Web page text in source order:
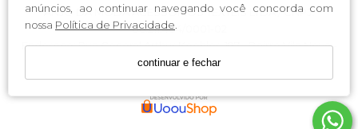
anúncios, ao continuar navegando você concorda com
nossa Política de Privacidade
continuar e fechar
ANJO DA MODA ACESSORIOS TEXTEIS LTDA / CNPJ:
06.211.484/0001-02
Endereço: Rua General Arthur Koehler, 197 - Bairro Vila Nova -
Blumenau/ Santa Catarina - CEP 89.035-212